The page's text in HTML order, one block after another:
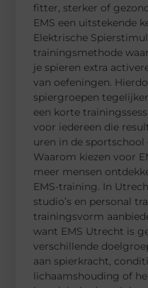
fitter, sterker of
EMS een uitstekende
Elektrische
trainingsmethode
je spieren extra
van oefeningen.
spiergroepen
een korte
voor iedereen die
uren in de
Waarom kiezen voor
meer mensen
EMS-training. In
studio’s en personal
trainingsvorm
want EMS Utrecht is
verschillende
aan spierkracht,
lichaamshouding of